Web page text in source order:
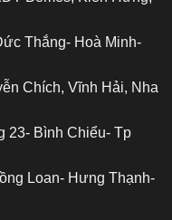
Thắng- Hoà Minh-
Chích, Vĩnh Hải, Nha
23- Bình Chiểu- Tp
Loan- Hưng Thạnh-